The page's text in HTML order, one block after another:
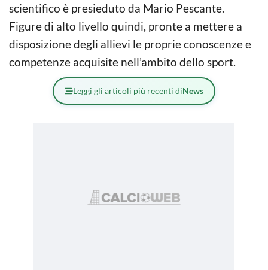
scientifico è presieduto da Mario Pescante.
Figure di alto livello quindi, pronte a mettere a
disposizione degli allievi le proprie conoscenze e
competenze acquisite nell’ambito dello sport.
Leggi gli articoli più recenti diNews